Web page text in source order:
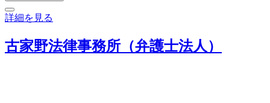
詳細を見る
古家野法律事務所（弁護士法人）